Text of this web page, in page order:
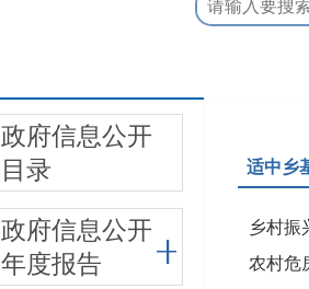
政府信息公开
目录
政府信息公开
年度报告
适中乡
乡村振
农村危